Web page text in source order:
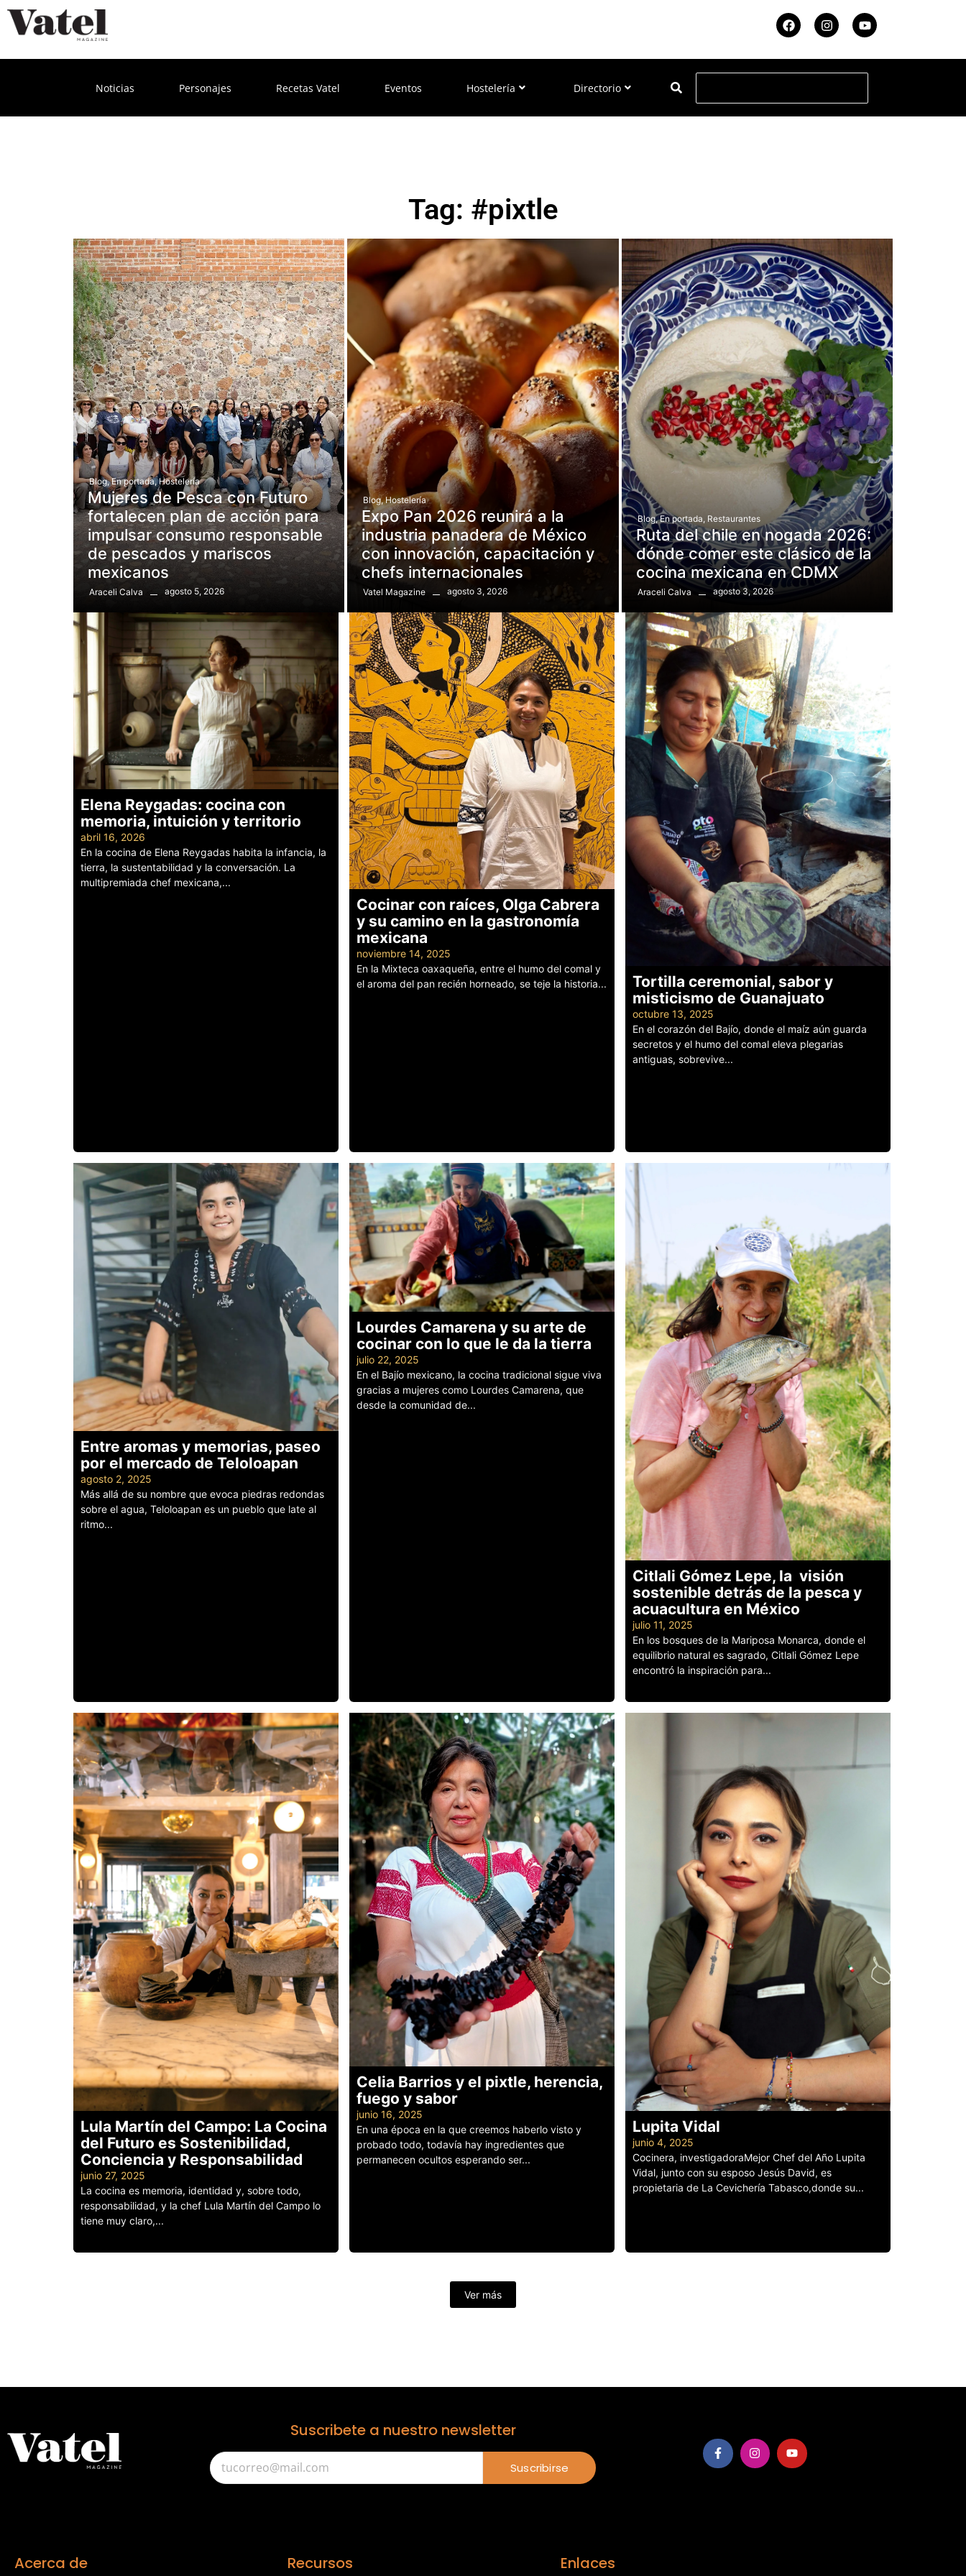
Noticias Personajes Recetas Vatel Eventos Hostelería Directorio
Tag: #pixtle
Blog, En portada, Hostelería
Mujeres de Pesca con Futuro
fortalecen plan de acción para
impulsar consumo responsable
de pescados y mariscos
mexicanos
Araceli Calva agosto 5, 2026
Blog, Hostelería
Expo Pan 2026 reunirá a la
industria panadera de México
con innovación, capacitación y
chefs internacionales
Vatel Magazine agosto 3, 2026
Blog, En portada, Restaurantes
Ruta del chile en nogada 2026:
dónde comer este clásico de la
cocina mexicana en CDMX
Araceli Calva agosto 3, 2026
Elena Reygadas: cocina con
memoria, intuición y territorio
abril 16, 2026
En la cocina de Elena Reygadas habita la infancia, la
tierra, la sustentabilidad y la conversación. La
multipremiada chef mexicana,...
Cocinar con raíces, Olga Cabrera
y su camino en la gastronomía
mexicana
noviembre 14, 2025
En la Mixteca oaxaqueña, entre el humo del comal y
el aroma del pan recién horneado, se teje la historia...
Tortilla ceremonial, sabor y
misticismo de Guanajuato
octubre 13, 2025
En el corazón del Bajío, donde el maíz aún guarda
secretos y el humo del comal eleva plegarias
antiguas, sobrevive...
Entre aromas y memorias, paseo
por el mercado de Teloloapan
agosto 2, 2025
Más allá de su nombre que evoca piedras redondas
sobre el agua, Teloloapan es un pueblo que late al
ritmo...
Lourdes Camarena y su arte de
cocinar con lo que le da la tierra
julio 22, 2025
En el Bajío mexicano, la cocina tradicional sigue viva
gracias a mujeres como Lourdes Camarena, que
desde la comunidad de...
Citlali Gómez Lepe, la visión
sostenible detrás de la pesca y
acuacultura en México
julio 11, 2025
En los bosques de la Mariposa Monarca, donde el
equilibrio natural es sagrado, Citlali Gómez Lepe
encontró la inspiración para...
Lula Martín del Campo: La Cocina
del Futuro es Sostenibilidad,
Conciencia y Responsabilidad
junio 27, 2025
La cocina es memoria, identidad y, sobre todo,
responsabilidad, y la chef Lula Martín del Campo lo
tiene muy claro,...
Celia Barrios y el pixtle, herencia,
fuego y sabor
junio 16, 2025
En una época en la que creemos haberlo visto y
probado todo, todavía hay ingredientes que
permanecen ocultos esperando ser...
Lupita Vidal
junio 4, 2025
Cocinera, investigadoraMejor Chef del Año Lupita
Vidal, junto con su esposo Jesús David, es
propietaria de La Cevichería Tabasco,donde su...
Ver más
Suscribete a nuestro newsletter
Suscribirse
Acerca de Recursos Enlaces